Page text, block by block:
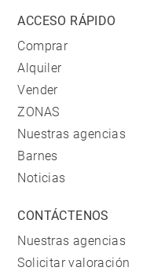
ACCESO RÁPIDO
Comprar
Alquiler
Vender
ZONAS
Nuestras agencias
Barnes
Noticias
CONTÁCTENOS
Nuestras agencias
Solicitar valoración